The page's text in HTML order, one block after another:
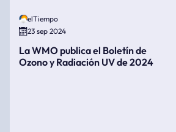
elTiempo
23 sep 2024
La WMO publica el Boletín de
Ozono y Radiación UV de 2024